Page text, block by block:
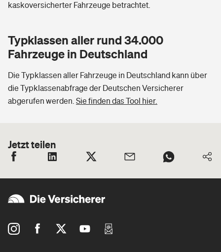
kaskoversicherter Fahrzeuge betrachtet.
Typklassen aller rund 34.000
Fahrzeuge in Deutschland
Die Typklassen aller Fahrzeuge in Deutschland kann über
die Typklassenabfrage der Deutschen Versicherer
abgerufen werden. Sie finden das Tool hier.
Jetzt teilen